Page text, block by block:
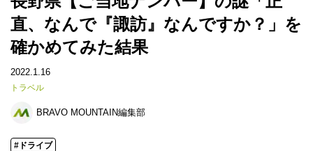
直、なんで『諏訪』なんですか？」を
確かめてみた結果
2022.1.16
トラベル
BRAVO MOUNTAIN編集部
#ドライブ